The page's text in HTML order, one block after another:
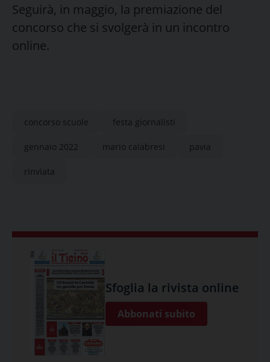
Seguirà, in maggio, la premiazione del
concorso che si svolgerà in un incontro
online.
concorso scuole festa giornalisti
gennaio 2022 mario calabresi pavia
rinviata
Sfoglia la rivista online
Abbonati subito